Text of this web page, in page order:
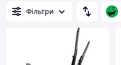
Фільтри